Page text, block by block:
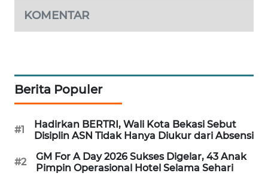
KOMENTAR
Berita Populer
#1
Hadirkan BERTRI, Wali Kota Bekasi Sebut
Disiplin ASN Tidak Hanya Diukur dari Absensi
#2
GM For A Day 2026 Sukses Digelar, 43 Anak
Pimpin Operasional Hotel Selama Sehari
NEWS
NEWS